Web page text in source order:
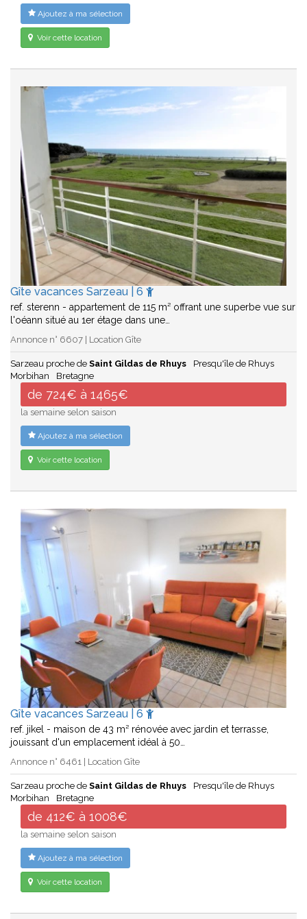
Ajoutez à ma sélection
Voir cette location
Gîte vacances Sarzeau | 6
ref. sterenn - appartement de 115 m² offrant une superbe vue sur
l'oéann situé au 1er étage dans une…
Annonce n° 6607 | Location Gîte
Sarzeau proche de Saint Gildas de Rhuys
Presqu'île de Rhuys
Morbihan
Bretagne
de 724€ à 1465€
la semaine selon saison
Ajoutez à ma sélection
Voir cette location
Gîte vacances Sarzeau | 6
ref. jikel - maison de 43 m² rénovée avec jardin et terrasse,
jouissant d'un emplacement idéal à 50…
Annonce n° 6461 | Location Gîte
Sarzeau proche de Saint Gildas de Rhuys
Presqu'île de Rhuys
Morbihan
Bretagne
de 412€ à 1008€
la semaine selon saison
Ajoutez à ma sélection
Voir cette location